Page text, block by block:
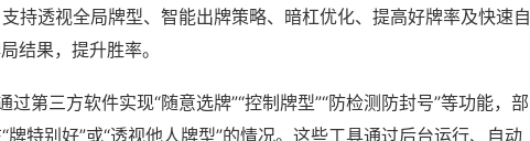
持透视全局牌型、智能出牌策略、暗杠优化、提高好牌率及快速自
结果，提升胜率。
第三方软件实现“随意选牌”“控制牌型”“防检测防封号”等功能，部
特别好”或“透视他人牌型”的情况。这些工具通过后台运行、自动